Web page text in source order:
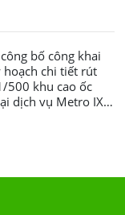
hoạch chi tiết rút
500 khu cao ốc
dịch vụ Metro IX,